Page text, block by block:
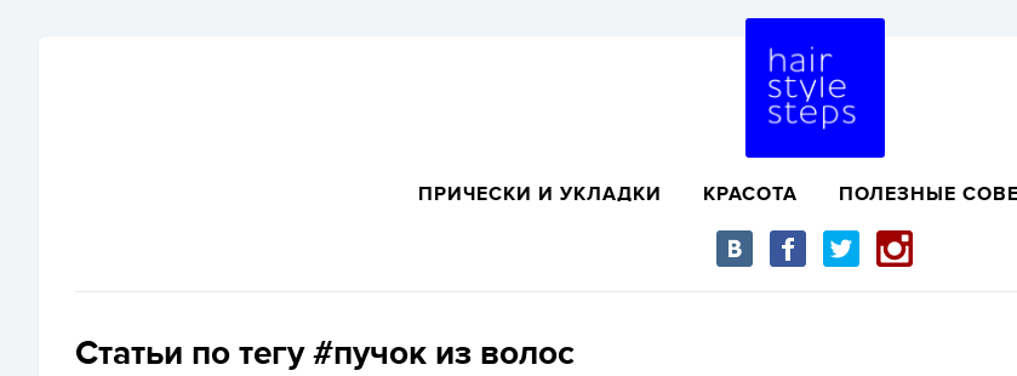
ПРИЧЕСКИ И УКЛАДКИ КРАСОТА ПОЛЕЗНЫЕ
Статьи по тегу #пучок из волос